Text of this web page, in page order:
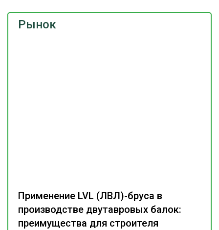
Рынок
Применение LVL (ЛВЛ)-бруса в
производстве двутавровых балок:
преимущества для строителя